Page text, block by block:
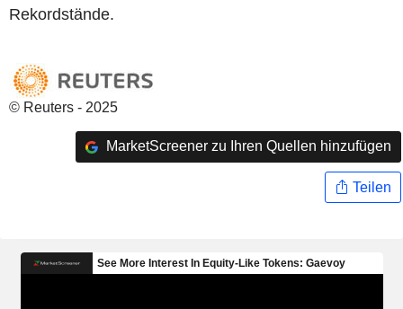
Rekordstände.
© Reuters - 2025
MarketScreener zu Ihren Quellen hinzufügen
Teilen